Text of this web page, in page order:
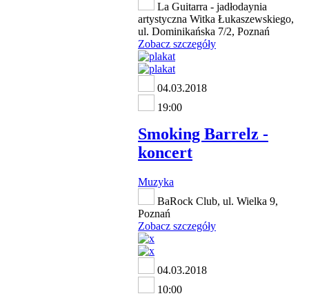
La Guitarra - jadłodaynia
artystyczna Witka Łukaszewskiego,
ul. Dominikańska 7/2, Poznań
Zobacz szczegóły
04.03.2018
19:00
Smoking Barrelz -
koncert
Muzyka
BaRock Club, ul. Wielka 9,
Poznań
Zobacz szczegóły
04.03.2018
10:00